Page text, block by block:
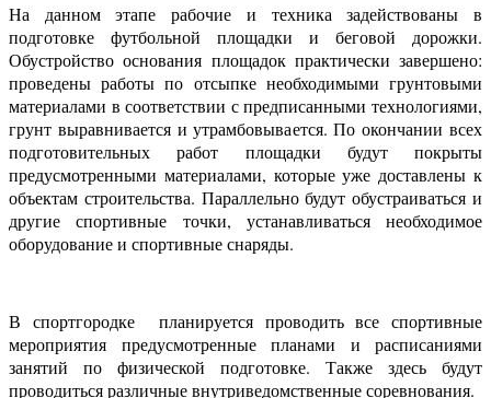
На данном этапе рабочие и техника задействованы в
подготовке футбольной площадки и беговой дорожки.
Обустройство основания площадок практически завершено:
проведены работы по отсыпке необходимыми грунтовыми
материалами в соответствии с предписанными технологиями,
грунт выравнивается и утрамбовывается. По окончании всех
подготовительных работ площадки будут покрыты
предусмотренными материалами, которые уже доставлены к
объектам строительства. Параллельно будут обустраиваться и
другие спортивные точки, устанавливаться необходимое
оборудование и спортивные снаряды.
В спортгородке планируется проводить все спортивные
мероприятия предусмотренные планами и расписаниями
занятий по физической подготовке. Также здесь будут
проводиться различные внутриведомственные соревнования.